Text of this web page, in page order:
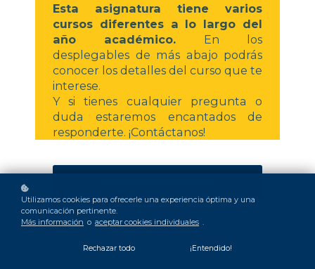
Esta asignatura tiene varios
cursos diferentes a lo largo del
año académico. En los
desplegables de más abajo podrás
conocer los detalles del curso que te
interese.
Y si tienes cualquier pregunta o
duda estaremos encantados de
responderte. ¡Contáctanos!
Utilizamos cookies para ofrecerle una experiencia óptima y una
comunicación pertinente.
Más información o aceptar cookies individuales .
Rechazar todo ¡Entendido!